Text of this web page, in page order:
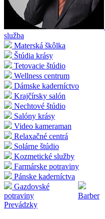
služba
Materská škôlka
Štúdia krásy
Tetovacie štúdio
Wellness centrum
Dámske kaderníctvo
Krajčírsky salón
Nechtové štúdio
Salóny krásy
Video kameraman
Relaxačné centrá
Solárne štúdio
Kozmetické služby
Farmárske potraviny
Pánske kaderníctva
Gazdovské
potraviny
Barber
Prevádzky